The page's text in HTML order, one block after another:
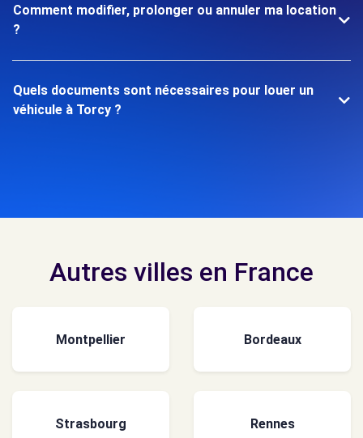
Comment modifier, prolonger ou annuler ma location
?
Quels documents sont nécessaires pour louer un
véhicule à Torcy ?
Autres villes en France
Montpellier Bordeaux
Strasbourg Rennes